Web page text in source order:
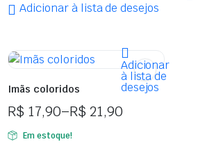
Adicionar à lista de desejos
Adicionar
à lista de
desejos
Imãs coloridos
R$ 17,90–R$ 21,90
Faixa
de
Em estoque!